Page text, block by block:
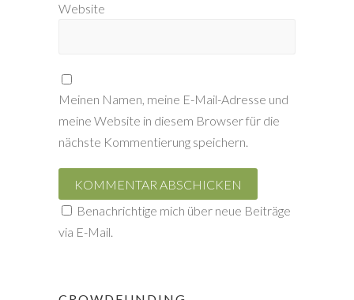
Website
Meinen Namen, meine E-Mail-Adresse und
meine Website in diesem Browser für die
nächste Kommentierung speichern.
Benachrichtige mich über neue Beiträge
via E-Mail.